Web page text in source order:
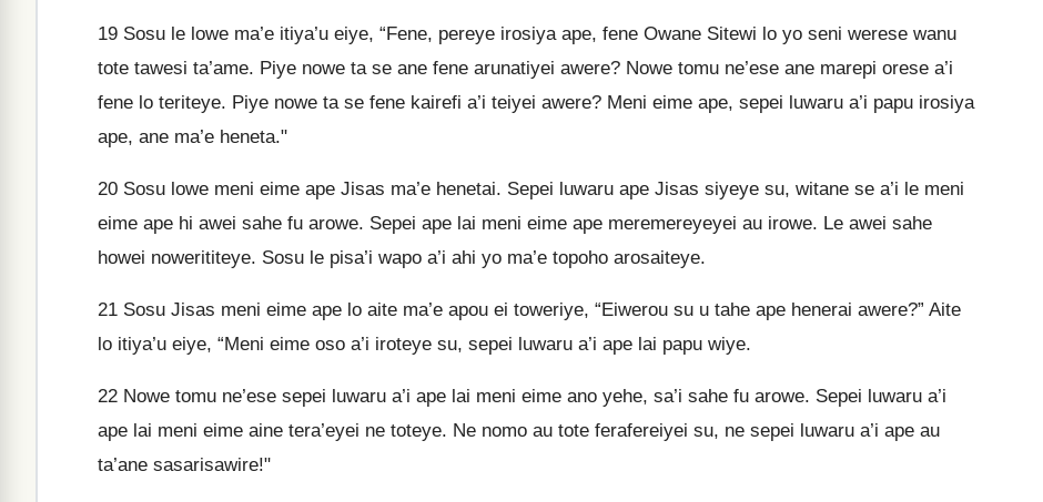
19 Sosu le lowe ma’e itiya’u eiye, “Fene, pereye irosiya ape, fene Owane Sitewi lo yo seni werese wanu
tote tawesi ta’ame. Piye nowe ta se ane fene arunatiyei awere? Nowe tomu ne’ese ane marepi orese a’i
fene lo teriteye. Piye nowe ta se fene kairefi a’i teiyei awere? Meni eime ape, sepei luwaru a’i papu irosiya
ape, ane ma’e heneta."
20 Sosu lowe meni eime ape Jisas ma’e henetai. Sepei luwaru ape Jisas siyeye su, witane se a’i le meni
eime ape hi awei sahe fu arowe. Sepei ape lai meni eime ape meremereyeyei au irowe. Le awei sahe
howei nowerititeye. Sosu le pisa’i wapo a’i ahi yo ma’e topoho arosaiteye.
21 Sosu Jisas meni eime ape lo aite ma’e apou ei toweriye, “Eiwerou su u tahe ape henerai awere?” Aite
lo itiya’u eiye, “Meni eime oso a’i iroteye su, sepei luwaru a’i ape lai papu wiye.
22 Nowe tomu ne’ese sepei luwaru a’i ape lai meni eime ano yehe, sa’i sahe fu arowe. Sepei luwaru a’i
ape lai meni eime aine tera’eyei ne toteye. Ne nomo au tote ferafereiyei su, ne sepei luwaru a’i ape au
ta’ane sasarisawire!"